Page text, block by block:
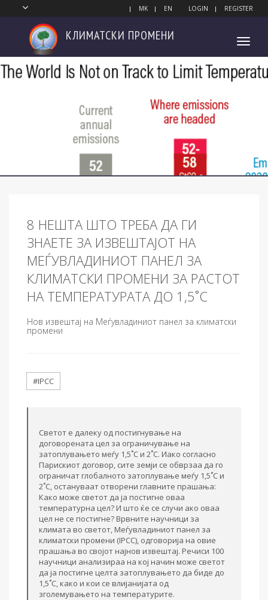
MK EN LOGIN REGISTER
Toggle
КЛИМАТСКИ ПРОМЕНИ
8 НЕШТА ШТО ТРЕБА ДА ГИ
ЗНАЕТЕ ЗА ИЗВЕШТАЈОТ НА
МЕЃУВЛАДИНИОТ ПАНЕЛ ЗА
КЛИМАТСКИ ПРОМЕНИ ЗА РАСТОТ
НА ТЕМПЕРАТУРАТА ДО 1,5˚C
Нов извештај на Меѓувладиниот панел за климатски
промени
#IPCC
Светот е далеку од постигнување на
договорената цел за ограничување на
затоплувањето меѓу 1,5˚C и 2˚C. Иако согласно
Парискиот договор, сите земји се обврзаа да го
ограничат глобалното затоплување меѓу 1,5˚C и
2˚C, остануваат отворени главните прашања:
Како може светот да ја постигне оваа
температурна цел? И што ќе се случи ако оваа
цел не се постигне? Врвните научници за
климата во светот, Меѓувладиниот панел за
климатски промени (IPCC), одговорија на овие
прашања во својот најнов извештај. Речиси 100
научници анализираа на кој начин може светот
да ја постигне целта затоплувањето да биде до
1,5˚C, како и кои се влијанијата од
зголемувањето на температурите.